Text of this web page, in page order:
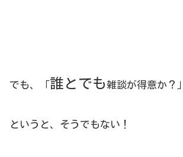
でも、「誰とでも 雑談が得意か？」
というと、そうでもない！